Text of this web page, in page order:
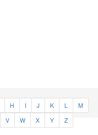
H I J K L
M
V W X Y Z